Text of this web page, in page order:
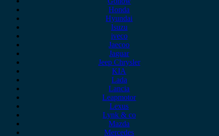
Honda
Hyundai
Isuzu
iveco
Jaecoo
Jaguar
Jeep Chrysler
KIA
Lada
Lancia
Leapmotor
Lexus
Lynk & co
Mazda
Mercedes